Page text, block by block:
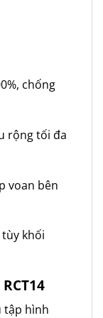
chống
rộng tối đa
voan bên
khối
tập hình